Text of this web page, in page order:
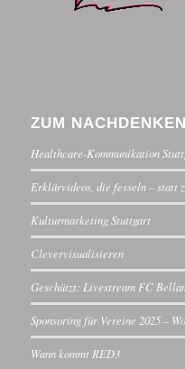
ZUM NACHDENKEN
Healthcare-Kommunikation
Erklärvideos, die fesseln – statt
Kulturmarketing Stuttgart
Clevervisualisieren
Geschützt: Livestream FC
Sponsoring für Vereine 2025 –
Wann kommt RED3